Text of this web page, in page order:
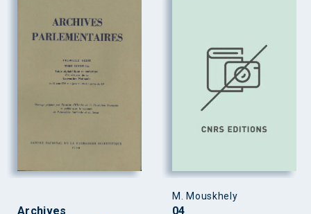
Archives
M. Mouskhely
04